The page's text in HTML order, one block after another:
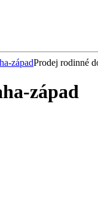
západProdej rodinné
západ